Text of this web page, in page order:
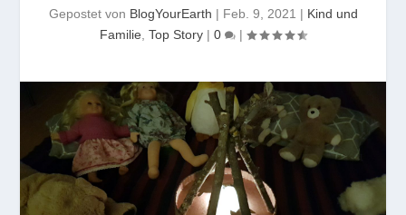
Gepostet von BlogYourEarth | Feb. 9, 2021 | Kind und
Familie Top Story | 0 |